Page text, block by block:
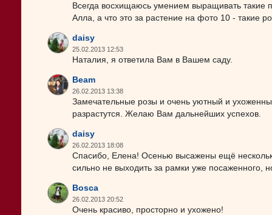
Всегда восхищаюсь умением выращивать
Алла, а что это за растение на фото 10 - такие
daisy
25.02.2013 12:53
Наталия, я ответила Вам в Вашем саду.
Beam
26.02.2013 13:38
Замечательные розы и очень уютный и
разрастутся. Желаю Вам дальнейших успехов.
daisy
26.02.2013 18:08
Спасибо, Елена! Осенью высажены ещё
сильно не выходить за рамки уже посаженного,
Bosca
26.02.2013 20:52
Очень красиво, просторно и ухожено!